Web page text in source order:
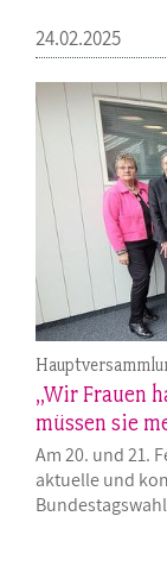
24.02.2025
„Wir Frauen
müssen sie
Am 20. und 21.
aktuelle und